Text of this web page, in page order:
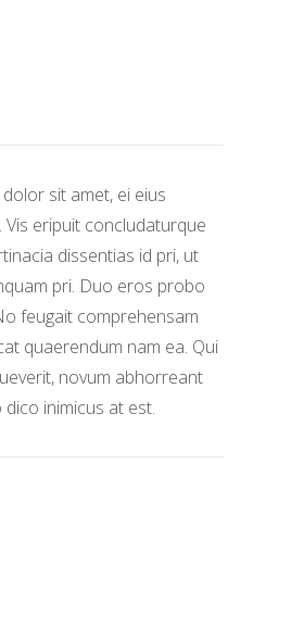
sit amet, ei eius
Vis eripuit concludaturque
dissentias id pri, ut
pri. Duo eros probo
feugait comprehensam
quaerendum nam ea. Qui
novum abhorreant
inimicus at est.